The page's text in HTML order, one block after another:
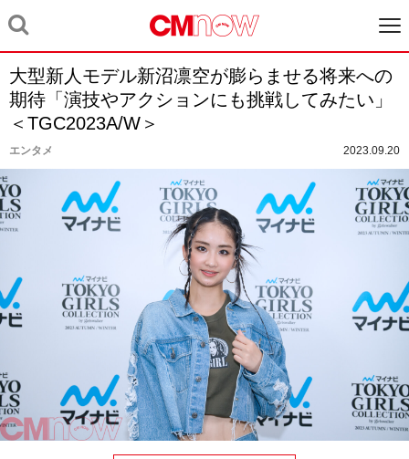
大型新人モデル新沼凛空が膨らませる将来への
期待「演技やアクションにも挑戦してみたい」
＜TGC2023A/W＞
エンタメ 2023.09.20